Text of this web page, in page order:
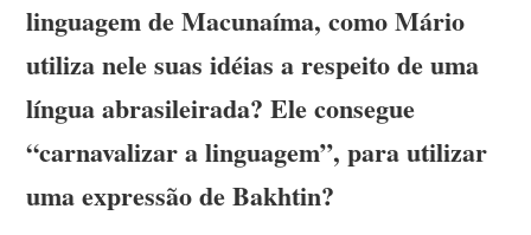
linguagem de Macunaíma, como Mário
utiliza nele suas idéias a respeito de uma
língua abrasileirada? Ele consegue
“carnavalizar a linguagem”, para utilizar
uma expressão de Bakhtin?